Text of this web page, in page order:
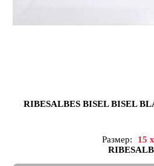
RIBESALBES BISEL BISEL
Размер:
15